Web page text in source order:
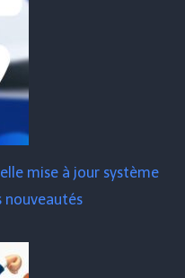
mise à jour système
nouveautés